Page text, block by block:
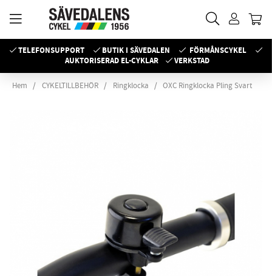
TELEFONSUPPORT BUTIK I SÄVEDALEN
FÖRMÅNSCYKEL
AUKTORISERAD EL-CYKLAR
VERKSTAD
Hem CYKELTILLBEHÖR Ringklocka OXC Ringklocka Pling Svart